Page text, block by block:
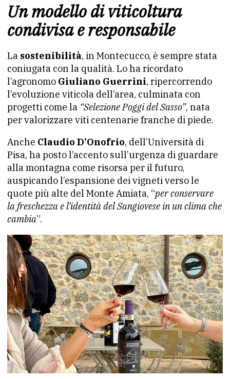
Un modello di viticoltura
condivisa e responsabile
La sostenibilità, in Montecucco, è sempre stata
coniugata con la qualità. Lo ha ricordato
l’agronomo Giuliano Guerrini, ripercorrendo
l’evoluzione viticola dell’area, culminata con
progetti come la “Selezione Poggi del Sasso”, nata
per valorizzare viti centenarie franche di piede.
Anche Claudio D’Onofrio, dell’Università di
Pisa, ha posto l’accento sull’urgenza di guardare
alla montagna come risorsa per il futuro,
auspicando l’espansione dei vigneti verso le
quote più alte del Monte Amiata, “per conservare
la freschezza e l’identità del Sangiovese in un clima che
cambia”.